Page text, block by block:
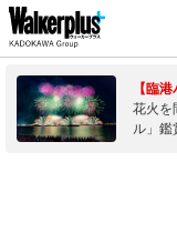
【臨
花火を
ル」鑑